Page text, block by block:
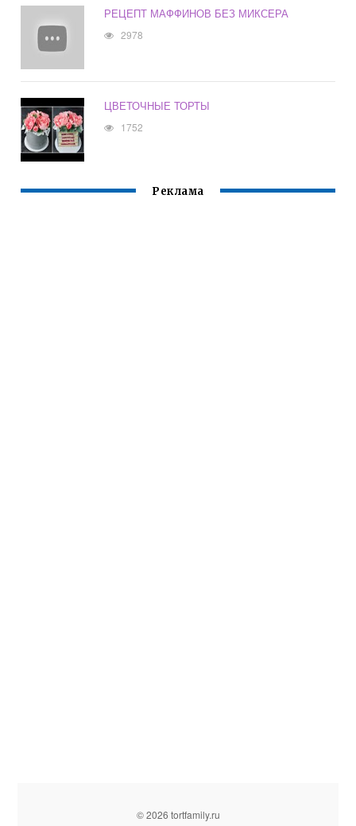
РЕЦЕПТ МАФФИНОВ БЕЗ МИКСЕРА
2978
ЦВЕТОЧНЫЕ ТОРТЫ
1752
Реклама
© 2026 tortfamily.ru